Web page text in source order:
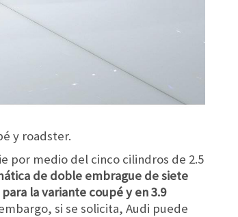
y roadster.
por medio del cinco cilindros de 2.5
de doble embrague de siete
la variante coupé y en 3.9
si se solicita, Audi puede